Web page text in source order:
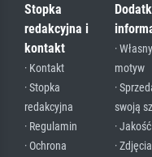
Stopka
redakcyjna i
kontakt
· Kontakt
· Stopka
redakcyjna
· Regulamin
· Ochrona
· Własny
motyw
·
swoją
· Jakość
· Zdjęcia